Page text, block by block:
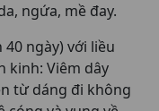
ngứa, mề đay.
ngày) với liều
kinh: Viêm dây
từ dáng đi không